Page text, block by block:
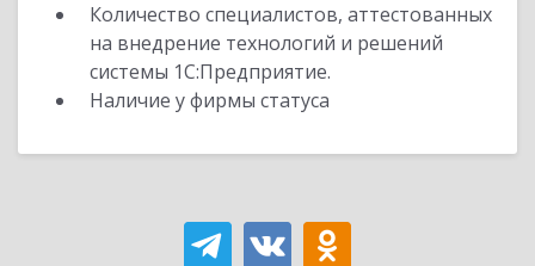
Количество специалистов, аттестованных
на внедрение технологий и решений
системы 1С:Предприятие.
Наличие у фирмы статуса